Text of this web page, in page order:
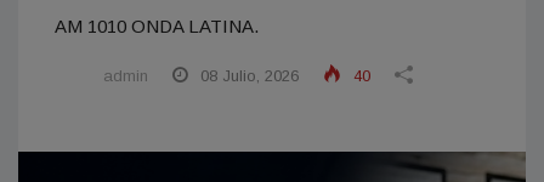
AM 1010 ONDA LATINA.
admin 08 Julio, 2026 40